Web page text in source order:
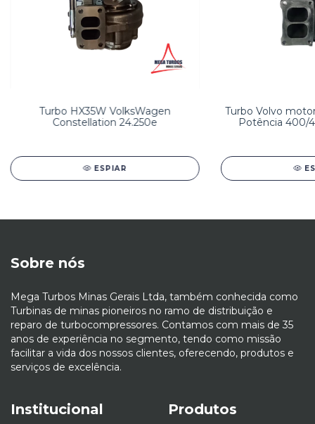
Turbo HX35W VolksWagen
Constellation 24.250e
ESPIAR
Turbo Volvo
Potência 400/
Sobre nós
Mega Turbos Minas Gerais Ltda, também conhecida como
Turbinas de minas pioneiros no ramo de distribuição e
reparo de turbocompressores. Contamos com mais de 35
anos de experiência no segmento, tendo como missão
facilitar a vida dos nossos clientes, oferecendo, produtos e
serviços de excelência.
Institucional Produtos